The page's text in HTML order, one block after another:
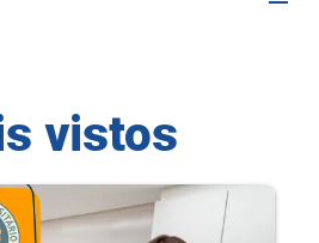
vistos